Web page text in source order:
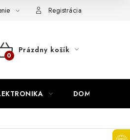
Registrácia
Prázdny košík
DOMÁCNOSŤ